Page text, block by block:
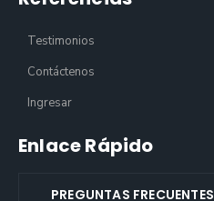
Testimonios
Contáctenos
Ingresar
Enlace Rápido
PREGUNTAS FRECUENTES